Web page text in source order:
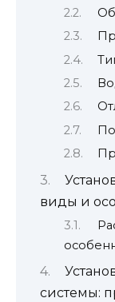
виды и
системы: